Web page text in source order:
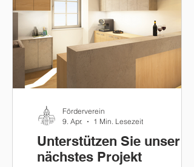
Unterstützen Sie unser
nächstes Projekt
Förderverein
9. Apr.
1 Min. Lesezeit